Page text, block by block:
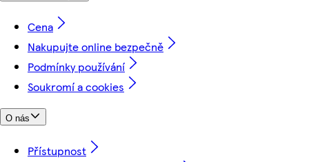
Cena
Nakupujte online bezpečně
Podmínky používání
Soukromí a cookies
O nás
Přístupnost